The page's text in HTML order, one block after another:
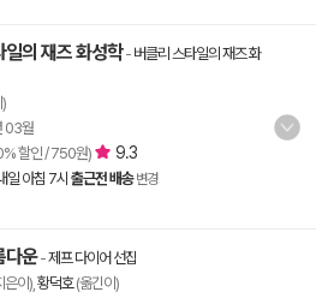
일의 재즈 화성학- 버클리 스타일의 재즈 화
03월
할인 / 750원) 9.3
일 아침 7시 출근전 배송 변경
다운-제프 다이어 선집
은이), 황덕호(옮긴이)